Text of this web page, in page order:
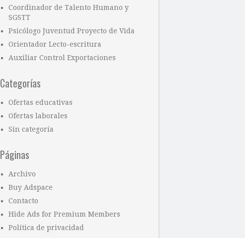
Coordinador de Talento Humano y
SGSTT
Psicólogo Juventud Proyecto de Vida
Orientador Lecto-escritura
Auxiliar Control Exportaciones
Categorías
Ofertas educativas
Ofertas laborales
Sin categoría
Páginas
Archivo
Buy Adspace
Contacto
Hide Ads for Premium Members
Política de privacidad